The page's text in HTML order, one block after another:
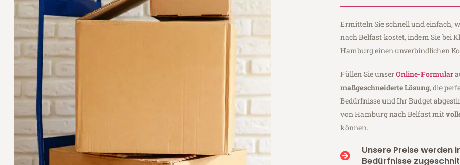
Ermitteln Sie schnell und einfach,
nach Belfast kostet, indem Sie bei
Hamburg einen unverbindlichen
Füllen Sie unserOnline-Formular
maßgeschneiderte Lösung, die
Bedürfnisse und Ihr Budget
von Hamburg nach Belfast mit
können.
Unsere Preise werden
Bedürfnisse